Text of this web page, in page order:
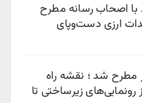
با اصحاب رسانه مطرح
ارزی دست‌وپای
مطرح شد ؛ نقشه راه
زیرساختی تا